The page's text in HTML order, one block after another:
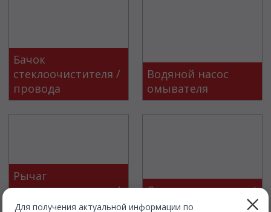
Для получения актуальной информации по
Бачок
стеклоочистителя /
провода
Водяной насос
омывателя
Рычаг
стеклоочистителя /
подвеска
Стеклоочиститель /
резина